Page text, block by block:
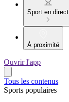
Sport en direct
À proximité
Ouvrir l'app
Tous les contenus
Sports populaires